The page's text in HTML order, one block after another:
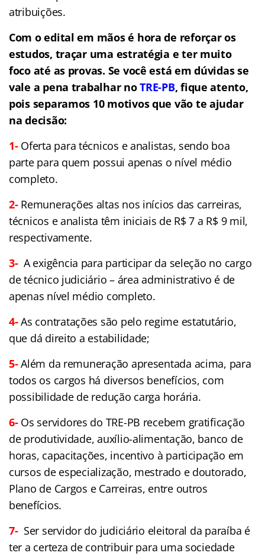
atribuições.
Com o edital em mãos é hora de reforçar os
estudos, traçar uma estratégia e ter muito
foco até as provas. Se você está em dúvidas se
vale a pena trabalhar noTRE-PB, fique atento,
pois separamos 10 motivos que vão te ajudar
na decisão:
1- Oferta para técnicos e analistas, sendo boa
parte para quem possui apenas o nível médio
completo.
2- Remunerações altas nos inícios das carreiras,
técnicos e analista têm iniciais de R$ 7 a R$ 9 mil,
respectivamente.
3- A exigência para participar da seleção no cargo
de técnico judiciário – área administrativo é de
apenas nível médio completo.
4-As contratações são pelo regime estatutário,
que dá direito a estabilidade;
5-Além da remuneração apresentada acima, para
todos os cargos há diversos benefícios, com
possibilidade de redução carga horária.
6- Os servidores do TRE-PB recebem gratificação
de produtividade, auxílio-alimentação, banco de
horas, capacitações, incentivo à participação em
cursos de especialização, mestrado e doutorado,
Plano de Cargos e Carreiras, entre outros
benefícios.
7- Ser servidor do judiciário eleitoral da paraíba é
ter a certeza de contribuir para uma sociedade